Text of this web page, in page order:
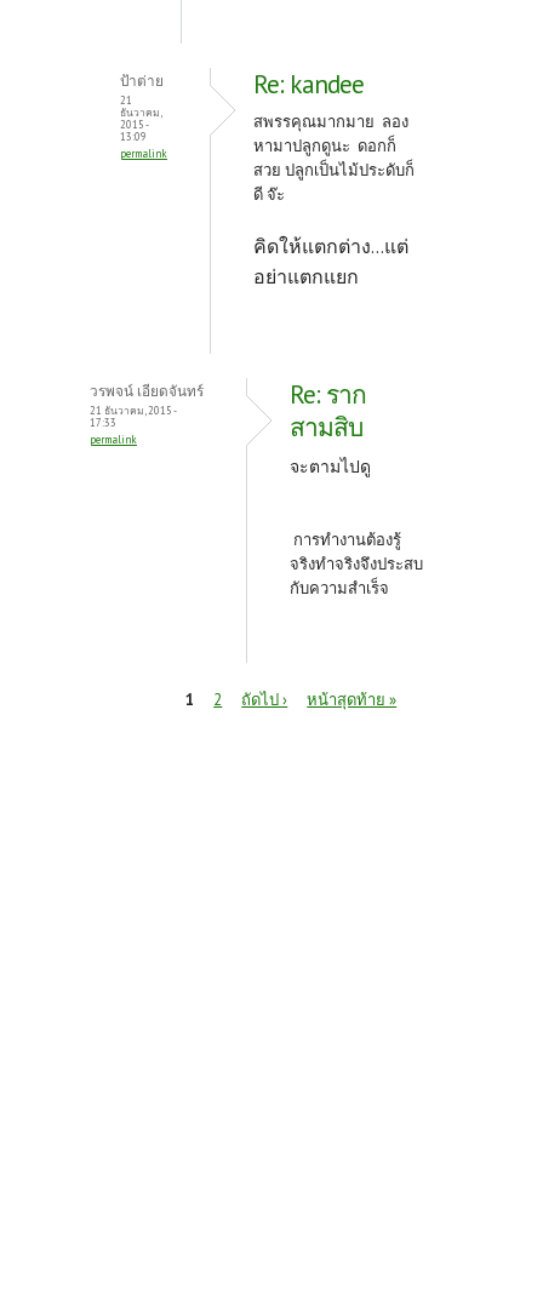
ป้าต่าย
21
ธันวาคม,
2015 -
13:09
permalink
Re: kandee
สพรรคุณมากมาย ลอง
หามาปลูกดูนะ ดอกก็
สวย ปลูกเป็นไม้ประดับก็
ดี จ๊ะ
คิดให้แตกต่าง...แต่
อย่าแตกแยก
วรพจน์ เอียดจันทร์
21 ธันวาคม, 2015 -
17:33
permalink
Re: ราก
สามสิบ
จะตามไปดู
การทำงานต้องรู้
จริงทำจริงจึงประสบ
กับความสำเร็จ
1 2 ถัดไป › หน้าสุดท้าย »